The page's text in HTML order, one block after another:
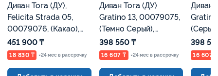
Диван Тога (ДУ),
Felicita Strada 05,
00079076, (Какао),
Евромебель
451 900 ₸
18 830 ₸ ×24 мес в рассрочку
Диван Тога (ДУ)
Gratino 13, 00079075,
(Темно Серый),
Евромебель
398 550 ₸
16 607 ₸ ×24 мес в рассрочку
Диван
398
16 607 ₸